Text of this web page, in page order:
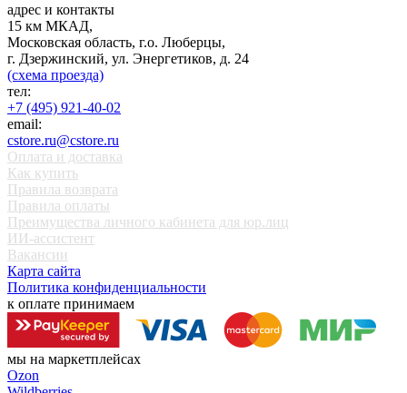
адрес и контакты
15 км МКАД,
Московская область, г.о. Люберцы,
г. Дзержинский, ул. Энергетиков, д. 24
(схема проезда)
тел:
+7 (495) 921-40-02
email:
cstore.ru@cstore.ru
Оплата и доставка
Как купить
Правила возврата
Правила оплаты
Преимущества личного кабинета для юр.лиц
ИИ-ассистент
Вакансии
Карта сайта
Политика конфиденциальности
к оплате принимаем
мы на маркетплейсах
Ozon